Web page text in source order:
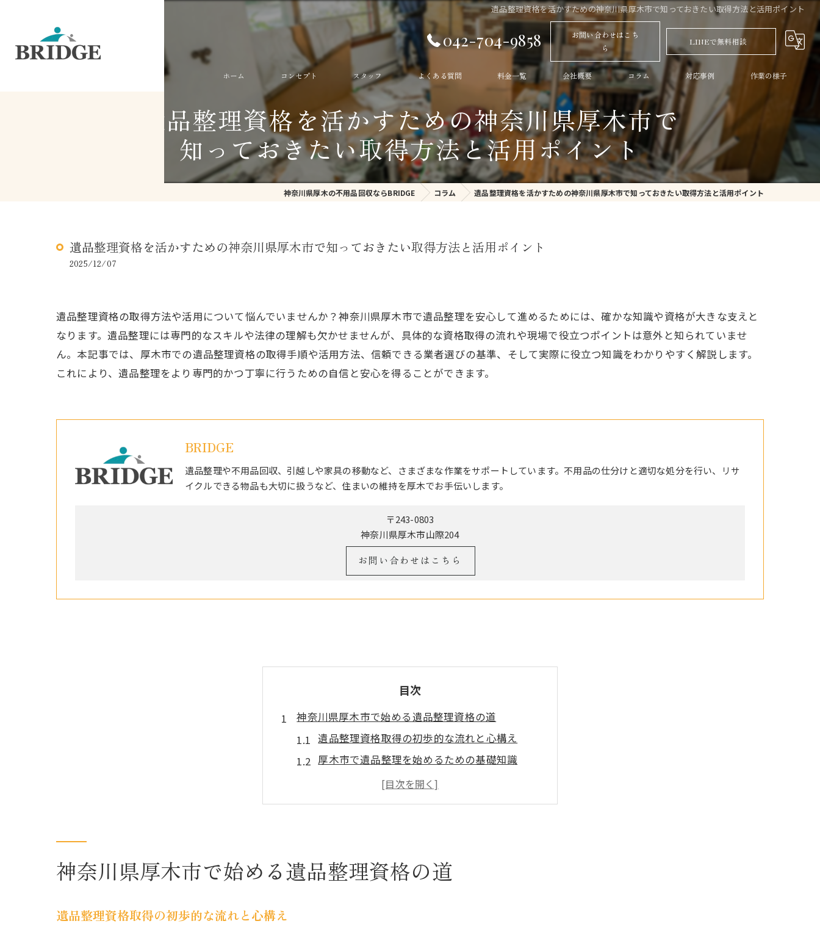
遺品整理資格を活かすための神奈川県厚木市で知っておきたい取得方法と活用ポイント
042-704-9858
お問い合わせはこち
ら
LINEで無料相談
ホーム コンセプト スタッフ よくある質問 料金一覧
生前整理
遺品整理
ゴミ部屋
ゴミ屋敷
残置物撤去
会社概要 コラム 対応事例 作業の様子
遺品整理資格を活かすための神奈川県厚木市で
知っておきたい取得方法と活用ポイント
神奈川県厚木の不用品回収ならBRIDGE コラム 遺品整理資格を活かすための神奈川県厚木市で知っておきたい取得方法と活用ポイント
遺品整理資格を活かすための神奈川県厚木市で知っておきたい取得方法と活用ポイント
2025/12/07
遺品整理資格の取得方法や活用について悩んでいませんか？神奈川県厚木市で遺品整理を安心して進めるためには、確かな知識や資格が大きな支えと
なります。遺品整理には専門的なスキルや法律の理解も欠かせませんが、具体的な資格取得の流れや現場で役立つポイントは意外と知られていませ
ん。本記事では、厚木市での遺品整理資格の取得手順や活用方法、信頼できる業者選びの基準、そして実際に役立つ知識をわかりやすく解説します。
これにより、遺品整理をより専門的かつ丁寧に行うための自信と安心を得ることができます。
BRIDGE
遺品整理や不用品回収、引越しや家具の移動など、さまざまな作業をサポートしています。不用品の仕分けと適切な処分を行い、リサ
イクルできる物品も大切に扱うなど、住まいの維持を厚木でお手伝いします。
〒243-0803
神奈川県厚木市山際204
お問い合わせはこちら
目次
神奈川県厚木市で始める遺品整理資格の道
遺品整理資格取得の初歩的な流れと心構え
厚木市で遺品整理を始めるための基礎知識
遺品整理資格が役立つ現場での実践例
厚木市で遺品整理資格を活かすポイント
遺品整理士資格を取得する具体的な手順解説
神奈川県厚木市で始める遺品整理資格の道
遺品整理資格取得の初歩的な流れと心構え